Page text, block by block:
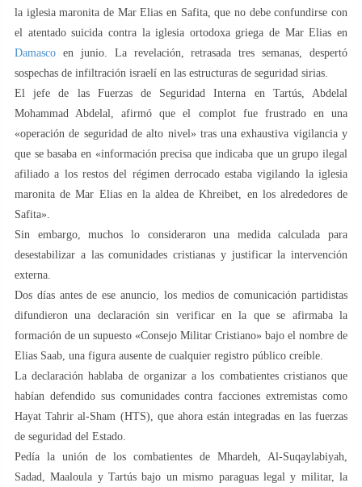
la iglesia maronita de Mar Elias en Safita, que no debe confundirse con
el atentado suicida contra la iglesia ortodoxa griega de Mar Elias en
Damasco en junio. La revelación, retrasada tres semanas, despertó
sospechas de infiltración israelí en las estructuras de seguridad sirias.
El jefe de las Fuerzas de Seguridad Interna en Tartús, Abdelal
Mohammad Abdelal, afirmó que el complot fue frustrado en una
«operación de seguridad de alto nivel» tras una exhaustiva vigilancia y
que se basaba en «información precisa que indicaba que un grupo ilegal
afiliado a los restos del régimen derrocado estaba vigilando la iglesia
maronita de Mar Elias en la aldea de Khreibet, en los alrededores de
Safita».
Sin embargo, muchos lo consideraron una medida calculada para
desestabilizar a las comunidades cristianas y justificar la intervención
externa.
Dos días antes de ese anuncio, los medios de comunicación partidistas
difundieron una declaración sin verificar en la que se afirmaba la
formación de un supuesto «Consejo Militar Cristiano» bajo el nombre de
Elias Saab, una figura ausente de cualquier registro público creíble.
La declaración hablaba de organizar a los combatientes cristianos que
habían defendido sus comunidades contra facciones extremistas como
Hayat Tahrir al-Sham (HTS), que ahora están integradas en las fuerzas
de seguridad del Estado.
Pedía la unión de los combatientes de Mhardeh, Al-Suqaylabiyah,
Sadad, Maaloula y Tartús bajo un mismo paraguas legal y militar, la